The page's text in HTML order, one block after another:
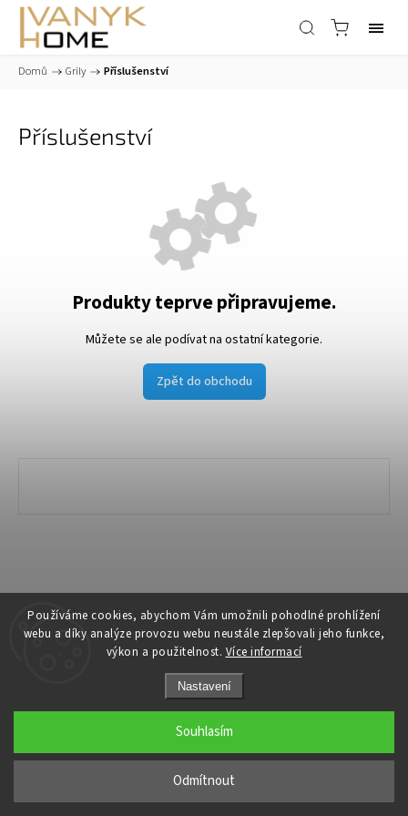
Používáme cookies, abychom Vám umožnili pohodlné prohlížení
webu a díky analýze provozu webu neustále zlepšovali jeho funkce,
výkon a použitelnost. Více informací
Nastavení
Odmítnout
Souhlasím
Domů / Grily / Příslušenství
Příslušenství
Produkty teprve připravujeme.
Můžete se ale podívat na ostatní kategorie.
Zpět do obchodu
Copyright 2026Ivanyk Home. Všechna práva vyhrazena.
Grafický návrh vytvořil a nakódoval Shoptak.cz